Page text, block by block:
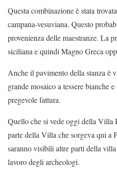
Questa combinazione è stata
campana-vesuviana. Questo
provenienza delle maestranze. La
siciliana e quindi Magno Greca
Anche il pavimento della stanza è
grande mosaico a tessere bianche
pregevole fattura.
Quello che si vede oggi della Villa
parte della Villa che sorgeva qui a
saranno visibili altre parti della
lavoro degli archeologi.